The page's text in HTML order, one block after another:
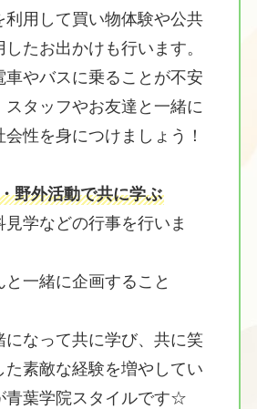
利用して買い物体験や公共
たお出かけも行います。
車やバスに乗ることが不安
スタッフやお友達と一緒に
性を身につけましょう！
野外活動で共に学ぶ
学などの行事を行いま
一緒に企画すること
になって共に学び、共に笑
た素敵な経験を増やしてい
青葉学院スタイルです☆